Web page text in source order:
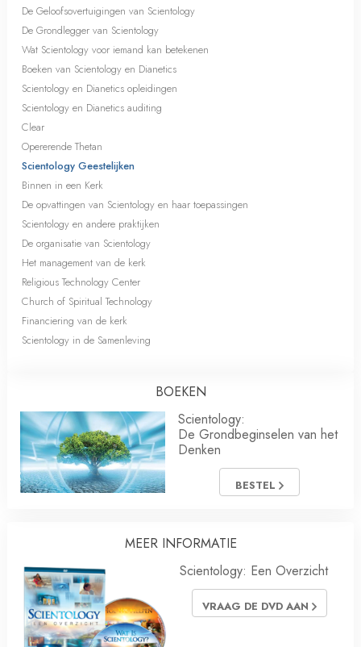
De Geloofsovertuigingen van Scientology
De Grondlegger van Scientology
Wat Scientology voor iemand kan betekenen
Boeken van Scientology en Dianetics
Scientology en Dianetics opleidingen
Scientology en Dianetics auditing
Clear
Opererende Thetan
Scientology Geestelijken
Binnen in een Kerk
De opvattingen van Scientology en haar toepassingen
Scientology en andere praktijken
De organisatie van Scientology
Het management van de kerk
Religious Technology Center
Church of Spiritual Technology
Financiering van de kerk
Scientology in de Samenleving
BOEKEN
Scientology:
De Grondbeginselen van het
Denken
BESTEL
MEER INFORMATIE
Scientology: Een Overzicht
VRAAG DE DVD AAN